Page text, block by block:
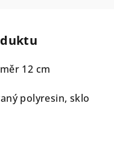
12 cm
polyresin, sklo